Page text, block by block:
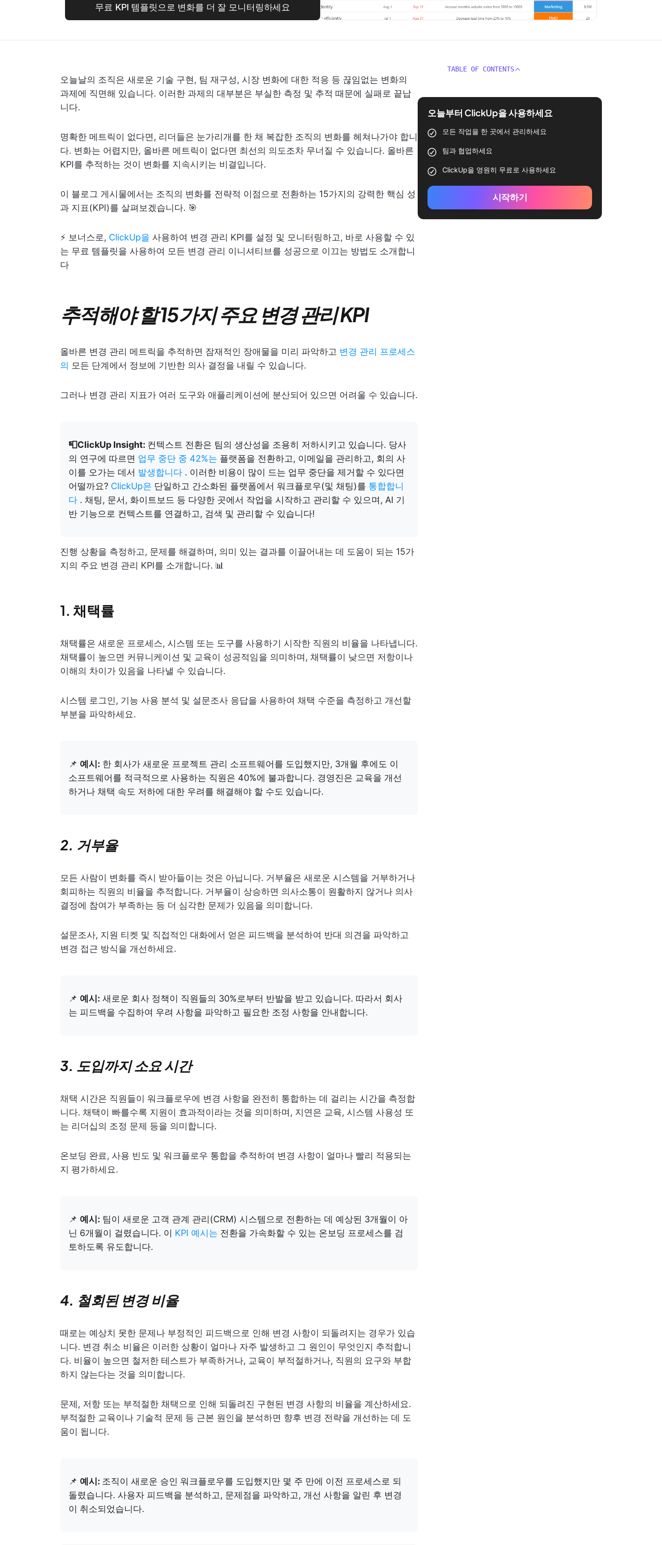
무료 KPI 템플릿으로 변화를 더 잘 모니터링하세요
오늘날의 조직은 새로운 기술 구현, 팀 재구성, 시장 변화에 대한 적응 등 끊임없는 변화의
과제에 직면해 있습니다. 이러한 과제의 대부분은 부실한 측정 및 추적 때문에 실패로 끝납
니다.
명확한 메트릭이 없다면, 리더들은 눈가리개를 한 채 복잡한 조직의 변화를 헤쳐나가야 합니
다. 변화는 어렵지만, 올바른 메트릭이 없다면 최선의 의도조차 무너질 수 있습니다. 올바른
KPI를 추적하는 것이 변화를 지속시키는 비결입니다.
이 블로그 게시물에서는 조직의 변화를 전략적 이점으로 전환하는 15가지의 강력한 핵심 성
과 지표(KPI)를 살펴보겠습니다. 🎯
⚡️ 보너스로, ClickUp을 사용하여 변경 관리 KPI를 설정 및 모니터링하고, 바로 사용할 수 있
는 무료 템플릿을 사용하여 모든 변경 관리 이니셔티브를 성공으로 이끄는 방법도 소개합니
다
추적해야 할 15가지 주요 변경 관리 KPI
올바른 변경 관리 메트릭을 추적하면 잠재적인 장애물을 미리 파악하고 변경 관리 프로세스
의 모든 단계에서 정보에 기반한 의사 결정을 내릴 수 있습니다.
그러나 변경 관리 지표가 여러 도구와 애플리케이션에 분산되어 있으면 어려울 수 있습니다.
📮ClickUp Insight: 컨텍스트 전환은 팀의 생산성을 조용히 저하시키고 있습니다. 당사
의 연구에 따르면 업무 중단 중 42%는 플랫폼을 전환하고, 이메일을 관리하고, 회의 사
이를 오가는 데서 발생합니다 . 이러한 비용이 많이 드는 업무 중단을 제거할 수 있다면
어떨까요? ClickUp은 단일하고 간소화된 플랫폼에서 워크플로우(및 채팅)를 통합합니
다 . 채팅, 문서, 화이트보드 등 다양한 곳에서 작업을 시작하고 관리할 수 있으며, AI 기
반 기능으로 컨텍스트를 연결하고, 검색 및 관리할 수 있습니다!
진행 상황을 측정하고, 문제를 해결하며, 의미 있는 결과를 이끌어내는 데 도움이 되는 15가
지의 주요 변경 관리 KPI를 소개합니다. 📊
1. 채택률
채택률은 새로운 프로세스, 시스템 또는 도구를 사용하기 시작한 직원의 비율을 나타냅니다.
채택률이 높으면 커뮤니케이션 및 교육이 성공적임을 의미하며, 채택률이 낮으면 저항이나
이해의 차이가 있음을 나타낼 수 있습니다.
시스템 로그인, 기능 사용 분석 및 설문조사 응답을 사용하여 채택 수준을 측정하고 개선할
부분을 파악하세요.
📌 예시: 한 회사가 새로운 프로젝트 관리 소프트웨어를 도입했지만, 3개월 후에도 이
소프트웨어를 적극적으로 사용하는 직원은 40%에 불과합니다. 경영진은 교육을 개선
하거나 채택 속도 저하에 대한 우려를 해결해야 할 수도 있습니다.
2. 거부율
모든 사람이 변화를 즉시 받아들이는 것은 아닙니다. 거부율은 새로운 시스템을 거부하거나
회피하는 직원의 비율을 추적합니다. 거부율이 상승하면 의사소통이 원활하지 않거나 의사
결정에 참여가 부족하는 등 더 심각한 문제가 있음을 의미합니다.
설문조사, 지원 티켓 및 직접적인 대화에서 얻은 피드백을 분석하여 반대 의견을 파악하고
변경 접근 방식을 개선하세요.
📌 예시: 새로운 회사 정책이 직원들의 30%로부터 반발을 받고 있습니다. 따라서 회사
는 피드백을 수집하여 우려 사항을 파악하고 필요한 조정 사항을 안내합니다.
3. 도입까지 소요 시간
채택 시간은 직원들이 워크플로우에 변경 사항을 완전히 통합하는 데 걸리는 시간을 측정합
니다. 채택이 빠를수록 지원이 효과적이라는 것을 의미하며, 지연은 교육, 시스템 사용성 또
는 리더십의 조정 문제 등을 의미합니다.
온보딩 완료, 사용 빈도 및 워크플로우 통합을 추적하여 변경 사항이 얼마나 빨리 적용되는
지 평가하세요.
📌 예시: 팀이 새로운 고객 관계 관리(CRM) 시스템으로 전환하는 데 예상된 3개월이 아
닌 6개월이 걸렸습니다. 이 KPI 예시는 전환을 가속화할 수 있는 온보딩 프로세스를 검
토하도록 유도합니다.
4. 철회된 변경 비율
때로는 예상치 못한 문제나 부정적인 피드백으로 인해 변경 사항이 되돌려지는 경우가 있습
니다. 변경 취소 비율은 이러한 상황이 얼마나 자주 발생하고 그 원인이 무엇인지 추적합니
다. 비율이 높으면 철저한 테스트가 부족하거나, 교육이 부적절하거나, 직원의 요구와 부합
하지 않는다는 것을 의미합니다.
문제, 저항 또는 부적절한 채택으로 인해 되돌려진 구현된 변경 사항의 비율을 계산하세요.
부적절한 교육이나 기술적 문제 등 근본 원인을 분석하면 향후 변경 전략을 개선하는 데 도
움이 됩니다.
📌 예시: 조직이 새로운 승인 워크플로우를 도입했지만 몇 주 만에 이전 프로세스로 되
돌렸습니다. 사용자 피드백을 분석하고, 문제점을 파악하고, 개선 사항을 알린 후 변경
이 취소되었습니다.
TABLE OF CONTENTS
오늘부터 ClickUp을 사용하세요
모든 작업을 한 곳에서 관리하세요
팀과 협업하세요
ClickUp을 영원히 무료로 사용하세요
시작하기